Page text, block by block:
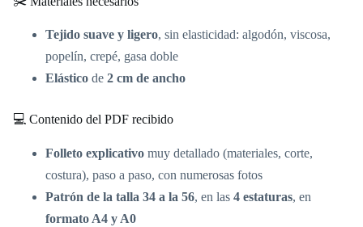
Tejido suave y ligero, sin elasticidad: algodón, viscosa,
popelín, crepé, gasa doble
Elástico de 2 cm de ancho
💻 Contenido del PDF recibido
Folleto explicativo muy detallado (materiales, corte,
costura), paso a paso, con numerosas fotos
Patrón de la talla 34 a la 56, en las 4 estaturas, en
formato A4 y A0